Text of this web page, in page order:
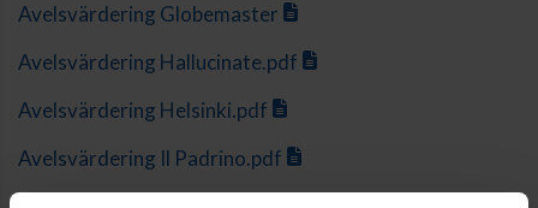
Avelsvärdering Globemaster
Avelsvärdering Hallucinate.pdf
Avelsvärdering Helsinki.pdf
Avelsvärdering Il Padrino.pdf